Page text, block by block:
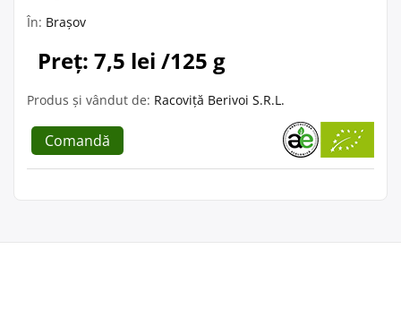
În: Brașov
Preț: 7,5 lei /125 g
Produs și vândut de: Racoviță Berivoi S.R.L.
Comandă